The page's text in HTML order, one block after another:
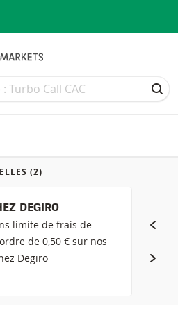
le site
(2)
DEGIRO
limite de frais de
de 0,50 € sur nos
Degiro